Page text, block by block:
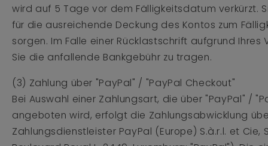
wird auf 5 Tage vor dem Fälligkeitsdatum verkürzt.
für die ausreichende Deckung des Kontos zum
sorgen. Im Falle einer Rücklastschrift aufgrund Ihres
Sie die anfallende Bankgebühr zu tragen.
(3) Zahlung über "PayPal" / "PayPal Checkout"
Bei Auswahl einer Zahlungsart, die über "PayPal" /
angeboten wird, erfolgt die Zahlungsabwicklung
Zahlungsdienstleister PayPal (Europe) S.à.r.l. et Cie,